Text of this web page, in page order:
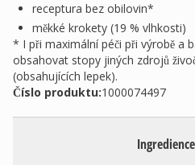
receptura bez obilovin*
měkké krokety (19 % vlhkosti)
* I při maximální péči při výrobě a
obsahovat stopy jiných zdrojů
(obsahujících lepek).
Číslo produktu:1000074497
Ingredience